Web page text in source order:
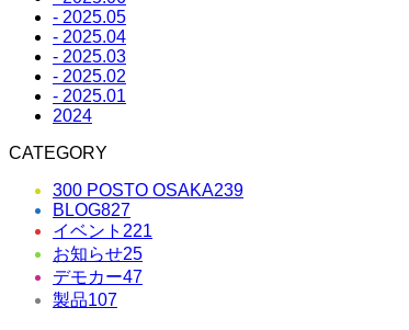
- 2025.05
- 2025.04
- 2025.03
- 2025.02
- 2025.01
2024
CATEGORY
300 POSTO OSAKA239
BLOG827
イベント 221
お知らせ25
デモカー47
製品107